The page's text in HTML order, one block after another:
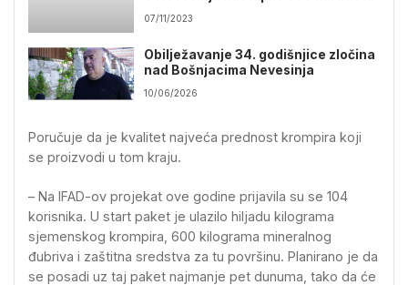
07/11/2023
Obilježavanje 34. godišnjice zločina
nad Bošnjacima Nevesinja
10/06/2026
Poručuje da je kvalitet najveća prednost krompira koji
se proizvodi u tom kraju.
– Na IFAD-ov projekat ove godine prijavila su se 104
korisnika. U start paket je ulazilo hiljadu kilograma
sjemenskog krompira, 600 kilograma mineralnog
đubriva i zaštitna sredstva za tu površinu. Planirano je da
se posadi uz taj paket najmanje pet dunuma, tako da će